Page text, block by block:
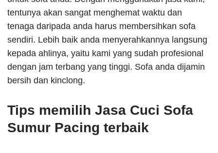
tentunya akan sangat menghemat waktu dan
tenaga daripada anda harus membersihkan sofa
sendiri. Lebih baik anda menyerahkannya langsung
kepada ahlinya, yaitu kami yang sudah profesional
dengan jam terbang yang tinggi. Sofa anda dijamin
bersih dan kinclong.
Tips memilih Jasa Cuci Sofa
Sumur Pacing terbaik